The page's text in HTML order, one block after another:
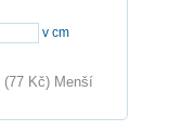
v cm
(77 Kč) Menší